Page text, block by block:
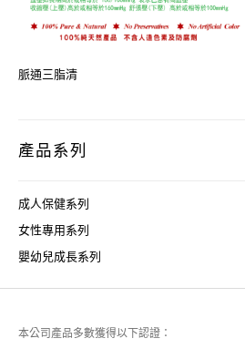
脈通三脂清
產品系列
成人保健系列
女性專用系列
嬰幼兒成長系列
本公司產品多數獲得以下認證：